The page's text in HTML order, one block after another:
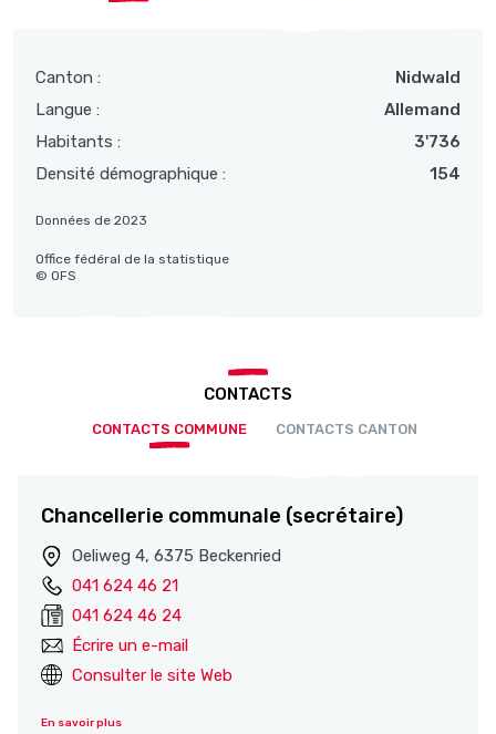
Canton :
Nidwald
Langue :
Allemand
Habitants :
3'736
Densité démographique :
154
Données de 2023
Office fédéral de la statistique
© OFS
CONTACTS
CONTACTS COMMUNE CONTACTS CANTON
Chancellerie communale (secrétaire)
Oeliweg 4, 6375 Beckenried
041 624 46 21
041 624 46 24
Écrire un e-mail
Consulter le site Web
En savoir plus